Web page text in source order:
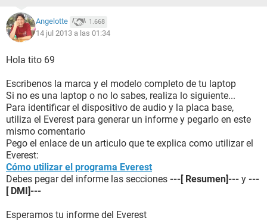
Angelotte 1.668
14 jul 2013 a las 01:34
Hola tito 69
Escribenos la marca y el modelo completo de tu laptop
Si no es una laptop o no lo sabes, realiza lo siguiente...
Para identificar el dispositivo de audio y la placa base,
utiliza el Everest para generar un informe y pegarlo en este
mismo comentario
Pego el enlace de un articulo que te explica como utilizar el
Everest:
Cómo utilizar el programa Everest
Debes pegar del informe las secciones ---[ Resumen]--- y ---
[ DMI]---
Esperamos tu informe del Everest